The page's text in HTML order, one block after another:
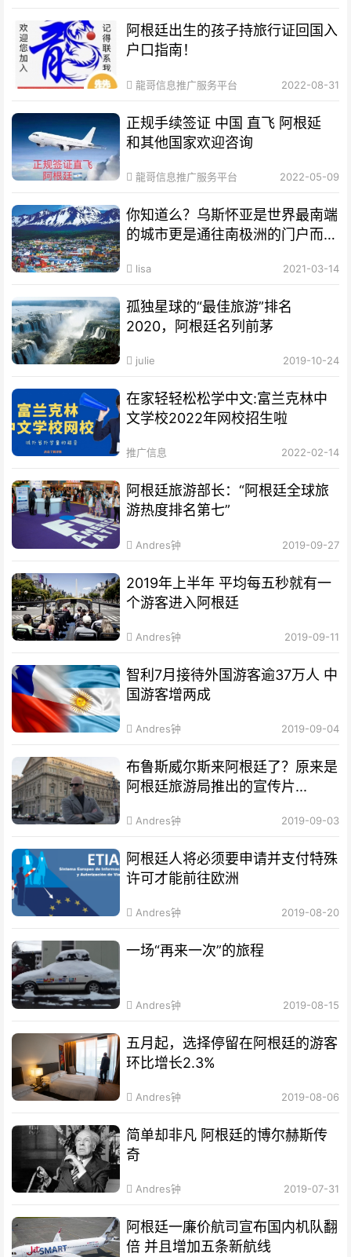
阿根廷出生的孩子持旅行证回国入
户口指南！
龍哥信息推广服务平台 2022-08-31
正规手续签证 中国 直飞 阿根延
和其他国家欢迎咨询
龍哥信息推广服务平台 2022-05-09
你知道么？乌斯怀亚是世界最南端
的城市更是通往南极洲的门户而驰
lisa 2021-03-14
孤独星球的“最佳旅游”排名
2020，阿根廷名列前茅
julie 2019-10-24
在家轻轻松松学中文:富兰克林中
文学校2022年网校招生啦
推广信息 2022-02-14
阿根廷旅游部长：“阿根廷全球旅
游热度排名第七”
Andres钟 2019-09-27
2019年上半年 平均每五秒就有一
个游客进入阿根廷
Andres钟 2019-09-11
智利7月接待外国游客逾37万人 中
国游客增两成
Andres钟 2019-09-04
布鲁斯威尔斯来阿根廷了？原来是
阿根廷旅游局推出的宣传片...
Andres钟 2019-09-03
阿根廷人将必须要申请并支付特殊
许可才能前往欧洲
Andres钟 2019-08-20
一场“再来一次”的旅程
Andres钟 2019-08-15
五月起，选择停留在阿根廷的游客
环比增长2.3%
Andres钟 2019-08-06
简单却非凡 阿根廷的博尔赫斯传
奇
Andres钟 2019-07-31
阿根廷一廉价航司宣布国内机队翻
倍 并且增加五条新航线